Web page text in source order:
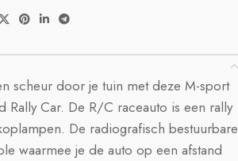
scheur door je tuin met deze M-sport
Rally Car. De R/C raceauto is een rally
De radiografisch bestuurbare
waarmee je de auto op een afstand